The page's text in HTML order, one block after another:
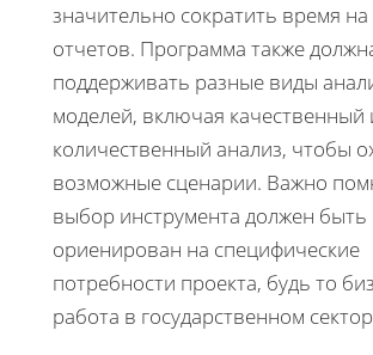
значительно сократить время на
отчетов. Программа также
поддерживать разные виды
моделей, включая качественный
количественный анализ, чтобы
возможные сценарии. Важно
выбор инструмента должен быть
ориенирован на специфические
потребности проекта, будь то
работа в государственном